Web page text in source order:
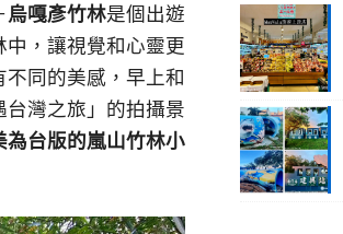
烏嘎彥竹林是個出遊
中，讓視覺和心靈更
同的美感，早上和
灣之旅」的拍攝景
為台版的嵐山竹林小